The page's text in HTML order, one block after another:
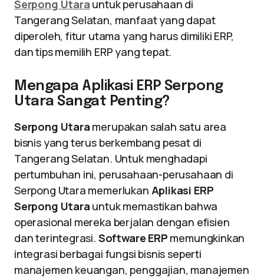
Serpong Utara untuk perusahaan di
Tangerang Selatan, manfaat yang dapat
diperoleh, fitur utama yang harus dimiliki ERP,
dan tips memilih ERP yang tepat.
Mengapa Aplikasi ERP Serpong
Utara Sangat Penting?
Serpong Utara merupakan salah satu area
bisnis yang terus berkembang pesat di
Tangerang Selatan. Untuk menghadapi
pertumbuhan ini, perusahaan-perusahaan di
Serpong Utara memerlukan Aplikasi ERP
Serpong Utara untuk memastikan bahwa
operasional mereka berjalan dengan efisien
dan terintegrasi. Software ERP memungkinkan
integrasi berbagai fungsi bisnis seperti
manajemen keuangan, penggajian, manajemen